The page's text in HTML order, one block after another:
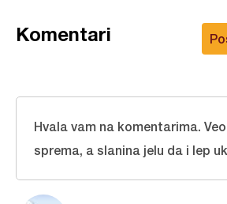
Komentari
Hvala vam na komentarima.
sprema, a slanina jelu da i lep